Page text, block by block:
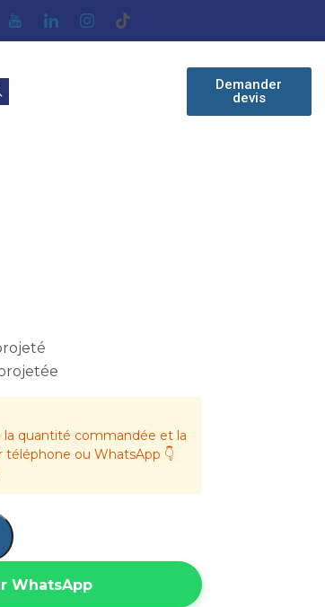
Demander
devis
la quantité commandée et la
téléphone ou WhatsApp 👇
WhatsApp